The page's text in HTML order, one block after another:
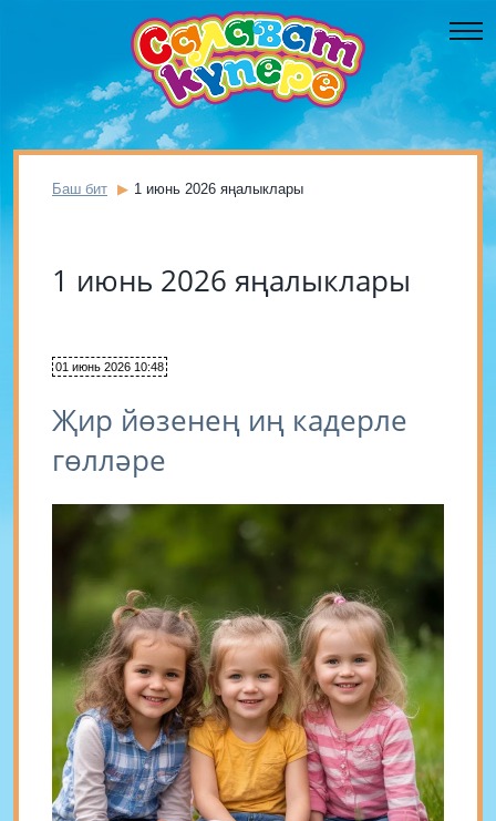
Баш бит 1 июнь 2026 яңалыклары
1 июнь 2026 яңалыклары
01 июнь 2026 10:48
Җир йөзенең иң кадерле
гөлләре